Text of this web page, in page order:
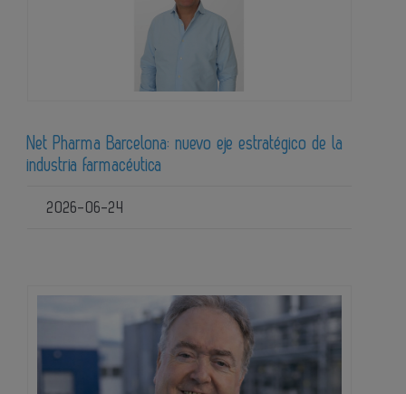
Net Pharma Barcelona: nuevo eje estratégico de la
industria farmacéutica
2026-06-24